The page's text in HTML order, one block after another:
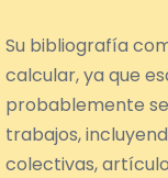
Su bibliografía
calcular, ya que
probablemente
trabajos,
colectivas,